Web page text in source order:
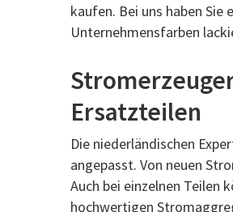
kaufen. Bei uns haben
Unternehmensfarben
Ersatzteilen
Die niederländischen
angepasst. Von neuen
Auch bei einzelnen Teilen
hochwertigen